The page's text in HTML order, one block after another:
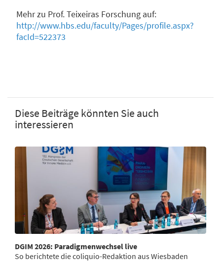
Mehr zu Prof. Teixeiras Forschung auf:
http://www.hbs.edu/faculty/Pages/profile.aspx?
facId=522373
Diese Beiträge könnten Sie auch
interessieren
DGIM 2026: Paradigmenwechsel live
So berichtete die coliquio-Redaktion aus Wiesbaden